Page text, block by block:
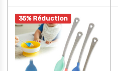
35% Réduction